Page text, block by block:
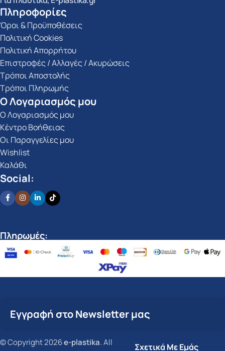
Πληροφορίες
Όροι & Προϋποθέσεις
Πολιτική Cookies
Πολιτική Απορρήτου
Επιστροφές / Αλλαγές / Ακυρώσεις
Τρόποι Αποστολής
Τρόποι Πληρωμής
Ο Λογαριασμός μου
Ο Λογαριασμός μου
Κέντρο Βοήθειας
Οι Παραγγελίες μου
Wishlist
Καλάθι
Social:
Πληρωμές:
Εγγραφή στο Newsletter μας
© Copyright 2026e-plastika. All
Σχετικά Με Εμάς